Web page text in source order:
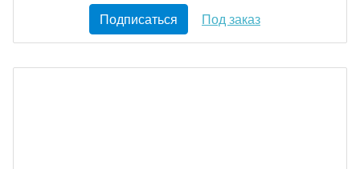
Подписаться Под заказ